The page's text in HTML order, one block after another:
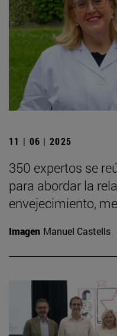
11 | 06 | 2025
350 expertos se
para abordar la
envejecimiento,
Imagen Manuel Castells